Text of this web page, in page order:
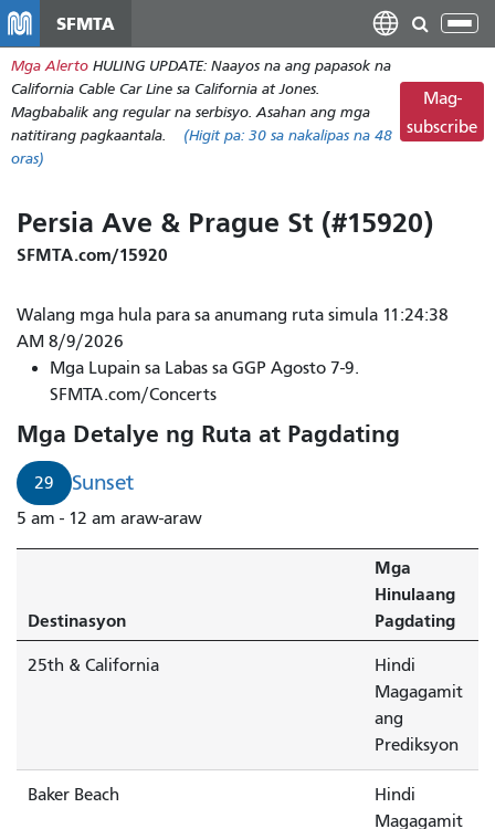
pangunahing
nilalaman
SFMTA
I-
ang
Mga Alerto HULING UPDATE: Naayos na ang papasok na
California Cable Car Line sa California at Jones.
Magbabalik ang regular na serbisyo. Asahan ang mga
natitirang pagkaantala.
(Higit pa: 30 sa nakalipas na 48
oras)
Mag-
subscribe
Persia Ave & Prague St (#15920)
SFMTA.com/15920
Walang mga hula para sa anumang ruta simula 11:24:38
AM 8/9/2026
Mga Lupain sa Labas sa GGP Agosto 7-9.
SFMTA.com/Concerts
Mga Detalye ng Ruta at Pagdating
29 Sunset
5 am - 12 am araw-araw
Destinasyon
Mga
Hinulaang
Pagdating
25th & California
Hindi
Magagamit
ang
Prediksyon
Baker Beach
Hindi
Magagamit